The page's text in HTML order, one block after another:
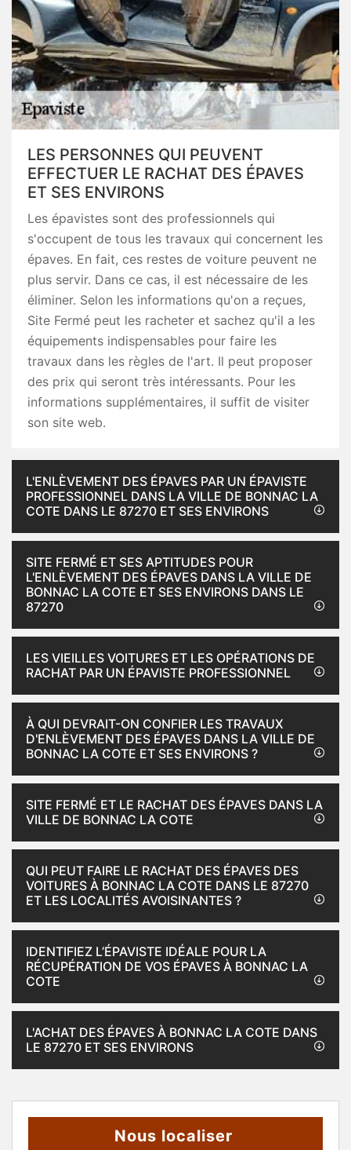
LES PERSONNES QUI PEUVENT
EFFECTUER LE RACHAT DES ÉPAVES
ET SES ENVIRONS
Les épavistes sont des professionnels qui
s'occupent de tous les travaux qui concernent les
épaves. En fait, ces restes de voiture peuvent ne
plus servir. Dans ce cas, il est nécessaire de les
éliminer. Selon les informations qu'on a reçues,
Site Fermé peut les racheter et sachez qu'il a les
équipements indispensables pour faire les
travaux dans les règles de l'art. Il peut proposer
des prix qui seront très intéressants. Pour les
informations supplémentaires, il suffit de visiter
son site web.
L'ENLÈVEMENT DES ÉPAVES PAR UN ÉPAVISTE
PROFESSIONNEL DANS LA VILLE DE BONNAC LA
COTE DANS LE 87270 ET SES ENVIRONS
SITE FERMÉ ET SES APTITUDES POUR
L'ENLÈVEMENT DES ÉPAVES DANS LA VILLE DE
BONNAC LA COTE ET SES ENVIRONS DANS LE
87270
LES VIEILLES VOITURES ET LES OPÉRATIONS DE
RACHAT PAR UN ÉPAVISTE PROFESSIONNEL
À QUI DEVRAIT-ON CONFIER LES TRAVAUX
D'ENLÈVEMENT DES ÉPAVES DANS LA VILLE DE
BONNAC LA COTE ET SES ENVIRONS ?
SITE FERMÉ ET LE RACHAT DES ÉPAVES DANS LA
VILLE DE BONNAC LA COTE
QUI PEUT FAIRE LE RACHAT DES ÉPAVES DES
VOITURES À BONNAC LA COTE DANS LE 87270
ET LES LOCALITÉS AVOISINANTES ?
IDENTIFIEZ L’ÉPAVISTE IDÉALE POUR LA
RÉCUPÉRATION DE VOS ÉPAVES À BONNAC LA
COTE
L'ACHAT DES ÉPAVES À BONNAC LA COTE DANS
LE 87270 ET SES ENVIRONS
Nous localiser